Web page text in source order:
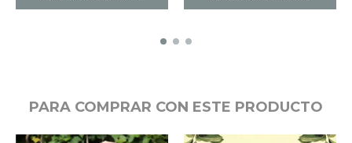
PARA COMPRAR CON ESTE PRODUCTO